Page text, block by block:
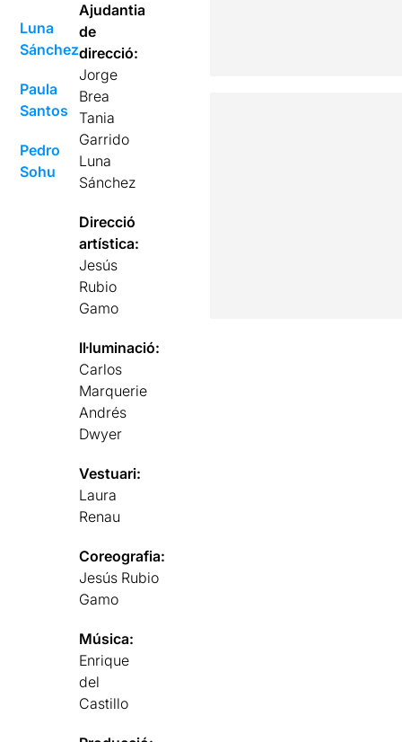
Luna
Sánchez
Paula
Santos
Pedro
Sohu
Ajudantia
de
direcció:
Jorge
Brea
Tania
Garrido
Luna
Sánchez
Direcció
artística:
Jesús
Rubio
Gamo
Il·luminació:
Carlos
Marquerie
Andrés
Dwyer
Vestuari:
Laura
Renau
Coreografia:
Jesús Rubio
Gamo
Música:
Enrique
del
Castillo